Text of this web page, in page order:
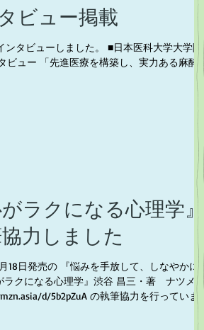
ビュー掲載
タビューしました。 ■日本医科大学大学院
ュー 「先進医療を構築し、実力ある麻酔
がラクになる心理学』
力しました
18日発売の 『悩みを手放して、しなやかに
ラクになる心理学』渋谷 昌三・著 ナツメ
d/5b2pZuA の執筆協力を行っていま